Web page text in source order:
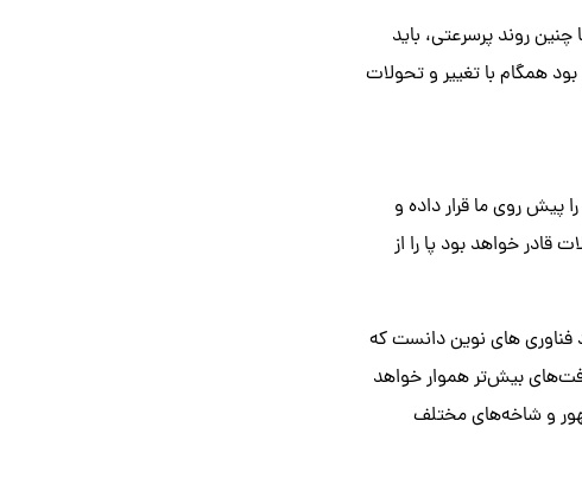
روند پرسرعتی، باید
همگام با تغییر و تحولات
پیش روی ما قرار داده و
قادر خواهد بود پا را از
فناوری های نوین دانست که
بیش‌تر هموار خواهد
و شاخه‌های مختلف